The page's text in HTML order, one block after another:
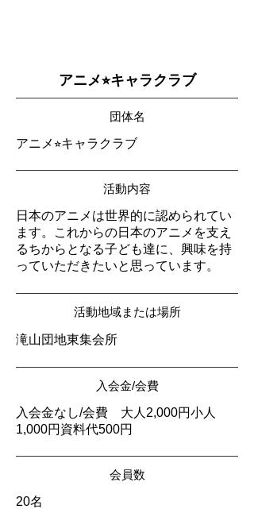
アニメ⭐︎キャラクラブ
団体名
アニメ⭐︎キャラクラブ
活動内容
日本のアニメは世界的に認められてい
ます。これからの日本のアニメを支え
るちからとなる子ども達に、興味を持
っていただきたいと思っています。
活動地域または場所
滝山団地東集会所
入会金/会費
入会金なし/会費 大人2,000円小人
1,000円資料代500円
会員数
20名